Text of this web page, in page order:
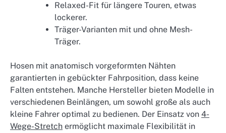
Relaxed-Fit für längere Touren, etwas
lockerer.
Träger-Varianten mit und ohne Mesh-
Träger.
Hosen mit anatomisch vorgeformten Nähten
garantierten in gebückter Fahrposition, dass keine
Falten entstehen. Manche Hersteller bieten Modelle in
verschiedenen Beinlängen, um sowohl große als auch
kleine Fahrer optimal zu bedienen. Der Einsatz von 4-
Wege-Stretch ermöglicht maximale Flexibilität in